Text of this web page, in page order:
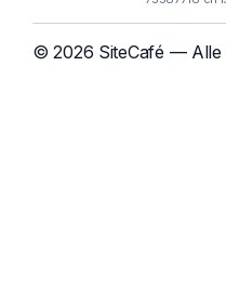
© 2026 SiteCafé —